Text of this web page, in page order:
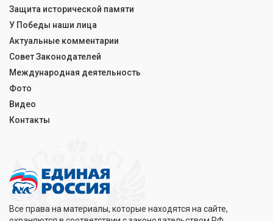
Все права на материалы, которые находятся на сайте,
Защита исторической памяти
У Победы наши лица
Актуальные комментарии
Совет Законодателей
Международная деятельность
Фото
Видео
Контакты